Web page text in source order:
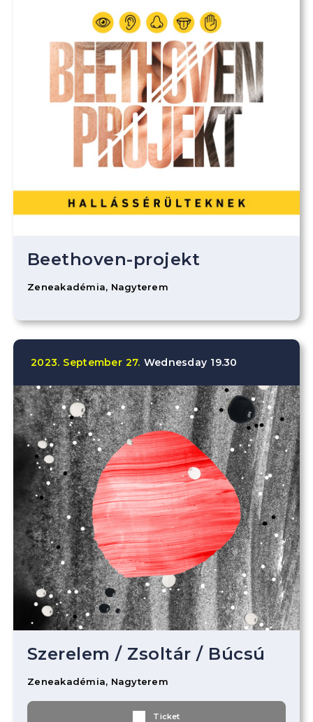
Beethoven-projekt
Zeneakadémia, Nagyterem
2023. September 27. Wednesday 19.30
Szerelem/Zsoltár/Búcsú
Zeneakadémia, Nagyterem
Ticket